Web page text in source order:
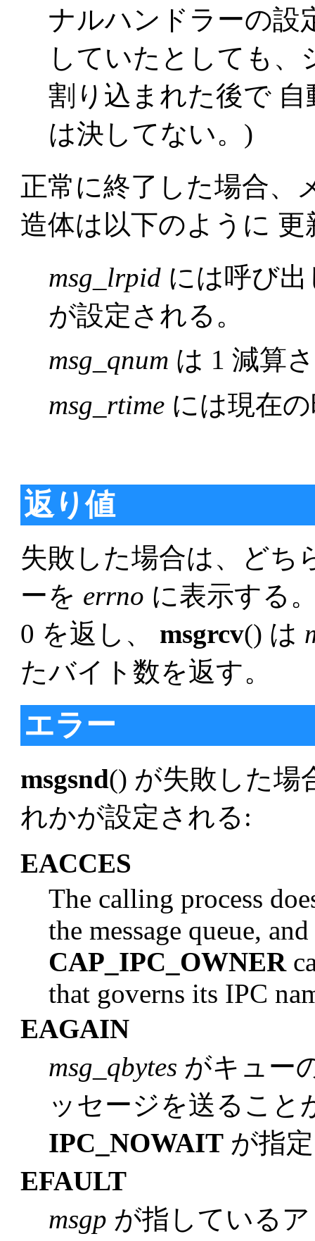
ナルハンドラーの設
していたとしても
割り込まれた後で
は決してない。)
正常に終了した場合、
造体は以下のように 更
msg_lrpid には呼び
が設定される。
msg_qnum は 1 減算
msg_rtime には現在
返り値
失敗した場合は、どち
ーを errno に表示する
0 を返し、 msgrcv() は
たバイト数を返す。
エラー
msgsnd() が失敗した場
れかが設定される:
EACCES
The calling process
the message queue,
CAP_IPC_OWNER
that governs its IPC
EAGAIN
msg_qbytes がキュー
ッセージを送るこ
IPC_NOWAIT が指
EFAULT
msgp が指している